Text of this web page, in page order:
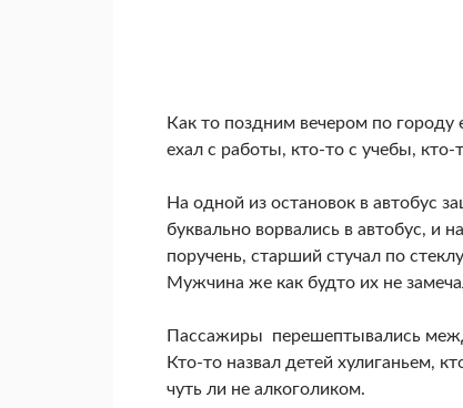
Как то поздним вечером по
ехал с работы, кто-то с учебы,
На одной из остановок в автобус
буквально ворвались в автобус, и
поручень, старший стучал по
Мужчина же как будто их не
Пассажиры перешептывались
Кто-то назвал детей хулиганьем,
чуть ли не алкоголиком.